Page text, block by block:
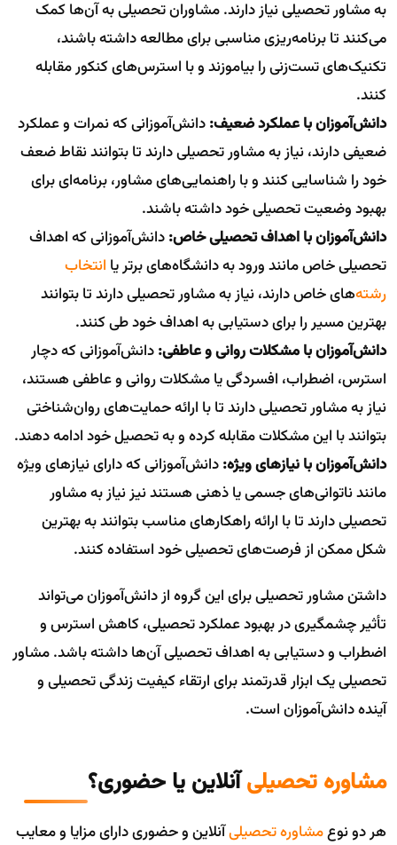
به مشاور تحصیلی نیاز دارند. مشاوران تحصیلی به آن‌ها کمک
می‌کنند تا برنامه‌ریزی مناسبی برای مطالعه داشته باشند،
تکنیک‌های تست‌زنی را بیاموزند و با استرس‌های کنکور مقابله
کنند.
دانش‌آموزان با عملکرد ضعیف:دانش‌آموزانی که نمرات و عملکرد
ضعیفی دارند، نیاز به مشاور تحصیلی دارند تا بتوانند نقاط ضعف
خود را شناسایی کنند و با راهنمایی‌های مشاور، برنامه‌ای برای
بهبود وضعیت تحصیلی خود داشته باشند.
دانش‌آموزان با اهداف تحصیلی خاص:دانش‌آموزانی که اهداف
تحصیلی خاص مانند ورود به دانشگاه‌های برتر یا انتخاب
رشته‌های خاص دارند، نیاز به مشاور تحصیلی دارند تا بتوانند
بهترین مسیر را برای دستیابی به اهداف خود طی کنند.
دانش‌آموزان با مشکلات روانی و عاطفی:دانش‌آموزانی که دچار
استرس، اضطراب، افسردگی یا مشکلات روانی و عاطفی هستند،
نیاز به مشاور تحصیلی دارند تا با ارائه حمایت‌های روان‌شناختی
بتوانند با این مشکلات مقابله کرده و به تحصیل خود ادامه دهند.
دانش‌آموزان با نیازهای ویژه:دانش‌آموزانی که دارای نیازهای ویژه
مانند ناتوانی‌های جسمی یا ذهنی هستند نیز نیاز به مشاور
تحصیلی دارند تا با ارائه راهکارهای مناسب بتوانند به بهترین
شکل ممکن از فرصت‌های تحصیلی خود استفاده کنند.
داشتن مشاور تحصیلی برای این گروه از دانش‌آموزان می‌تواند
تأثیر چشمگیری در بهبود عملکرد تحصیلی، کاهش استرس و
اضطراب و دستیابی به اهداف تحصیلی آن‌ها داشته باشد. مشاور
تحصیلی یک ابزار قدرتمند برای ارتقاء کیفیت زندگی تحصیلی و
آینده دانش‌آموزان است.
مشاوره تحصیلیآنلاین یا حضوری؟
هر دو نوعمشاوره تحصیلیآنلاین و حضوری دارای مزایا و معایب